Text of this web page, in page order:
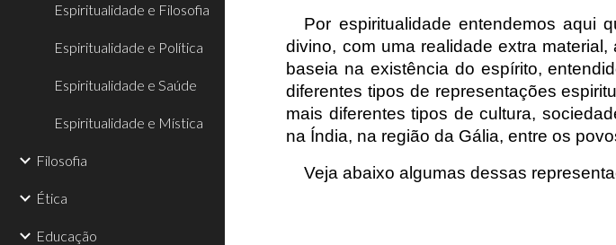
Espiritualidade e Filosofia
Espiritualidade e Política
Espiritualidade e Saúde
Espiritualidade e Mística
Filosofia
Ética
Educação
Por espiritualidade entendemos aqui
divino, com uma realidade extra
baseia na existência do espírito,
diferentes tipos de representações
mais diferentes tipos de cultura,
na Índia, na região da Gália, entre os
Veja abaixo algumas dessas